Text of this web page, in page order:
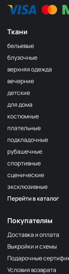
F222/2
волна
F257
203/1
F254
F224/2
2Океанская
309/1
F206
F321/1
191/2
Ткани
бельевые
блузочные
верхняя одежда
вечерние
детские
для дома
костюмные
плательные
подкладочные
рубашечные
спортивные
сценические
эксклюзивные
Перейти в каталог
Покупателям
Доставка и оплата
Выкройки и схемы
Подарочные
Условия возврата